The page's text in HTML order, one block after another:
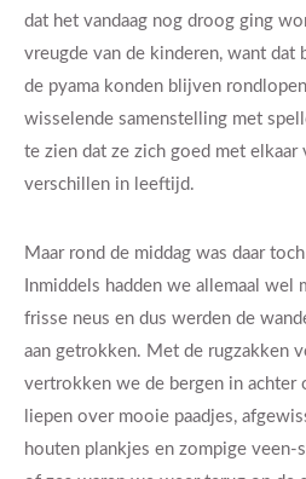
dat het vandaag nog droog ging
vreugde van de kinderen, want dat
de pyama konden blijven
wisselende samenstelling met
te zien dat ze zich goed met elkaar
verschillen in leeftijd.
Maar rond de middag was daar
Inmiddels hadden we allemaal wel
frisse neus en dus werden de
aan getrokken. Met de rugzakken
vertrokken we de bergen in achter
liepen over mooie paadjes,
houten plankjes en zompige